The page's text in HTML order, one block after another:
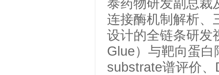
泰药物研发副总裁
连接酶机制解析、
设计的全链条研发
Glue）与靶向蛋
substrate谱评价